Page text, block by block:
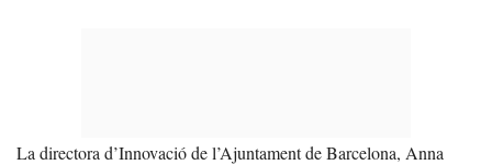
La directora d’Innovació de l’Ajuntament de Barcelona, Anna